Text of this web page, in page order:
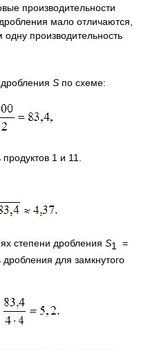
производительности
мало отличаются,
производительность
S по схеме:
1 и 11.
степени дробления S1 =
для замкнутого